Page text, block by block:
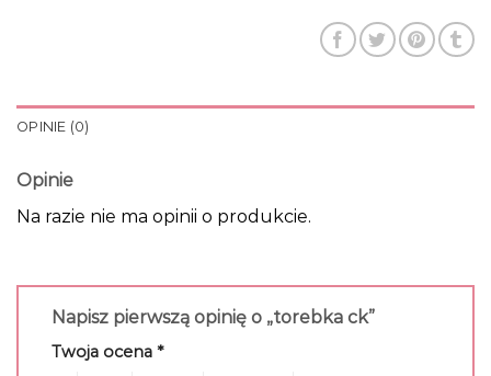
OPINIE (0)
Opinie
Na razie nie ma opinii o produkcie.
Napisz pierwszą opinię o „torebka ck”
Twoja ocena *